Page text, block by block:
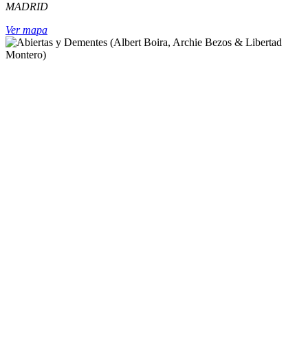
MADRID
Ver mapa